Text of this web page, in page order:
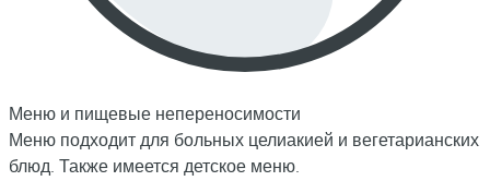
Меню и пищевые непереносимости
Меню подходит для больных целиакией и вегетарианских
блюд. Также имеется детское меню.